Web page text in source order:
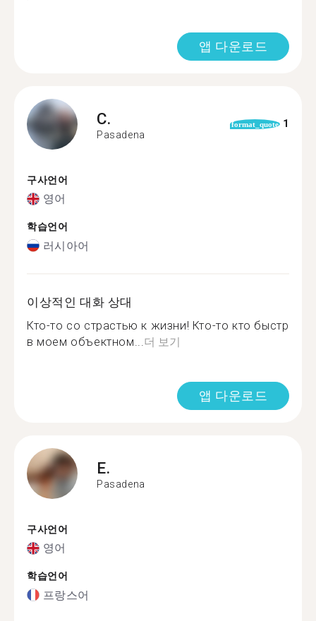
앱 다운로드
C.
Pasadena
format_quote 1
구사언어
영어
학습언어
러시아어
이상적인 대화 상대
Кто-то со страстью к жизни! Кто-то кто быстр
в моем объектном... 더 보기
앱 다운로드
E.
Pasadena
구사언어
영어
학습언어
프랑스어